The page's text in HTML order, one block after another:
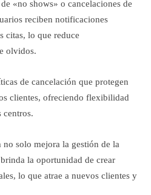
«no shows» o cancelaciones de
reciben notificaciones
citas, lo que reduce
olvidos.
de cancelación que protegen
clientes, ofreciendo flexibilidad
centros.
no solo mejora la gestión de la
la oportunidad de crear
lo que atrae a nuevos clientes y